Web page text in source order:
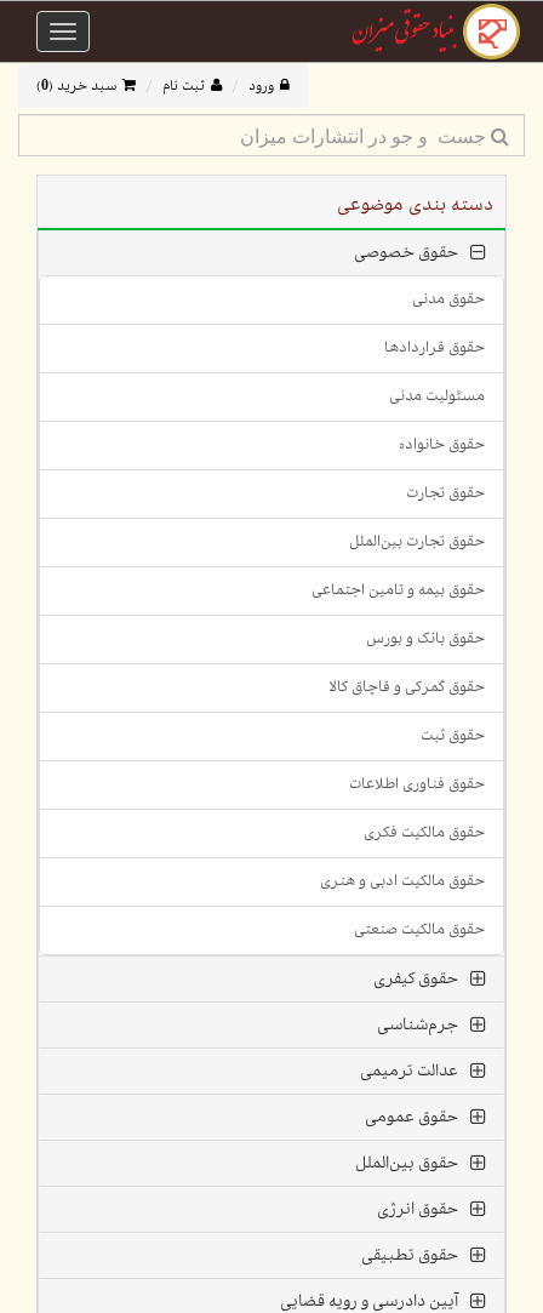
Toggle
ورود ثبت نام سبد خرید (0
)
دسته بندی موضوعی
حقوق خصوصی
حقوق مدنی
حقوق قراردادها
مسئولیت مدنی
حقوق خانواده
حقوق تجارت
حقوق تجارت بین‌الملل
حقوق بیمه و تامین اجتماعی
حقوق بانک و بورس
حقوق گمرکی و قاچاق کالا
حقوق ثبت
حقوق فناوری اطلاعات
حقوق مالکیت فکری
حقوق مالکیت ادبی و هنری
حقوق مالکیت صنعتی
حقوق کیفری
جرم‌شناسی
عدالت ترمیمی
حقوق عمومی
حقوق بین‌الملل
حقوق انرژی
حقوق تطبیقی
آیین دادرسی و رویه قضایی